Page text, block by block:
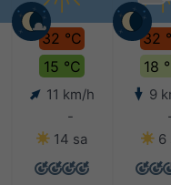
32 °C
15 °C
11 km/h
-
14 sa
32
18
9
6